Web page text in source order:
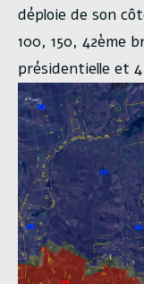
déploie de son
100, 150, 42ème
présidentielle et